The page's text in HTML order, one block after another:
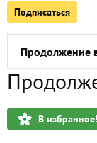
Подписаться
Обычный
Продолжение
Начало весны
Поздравления
В избранное!